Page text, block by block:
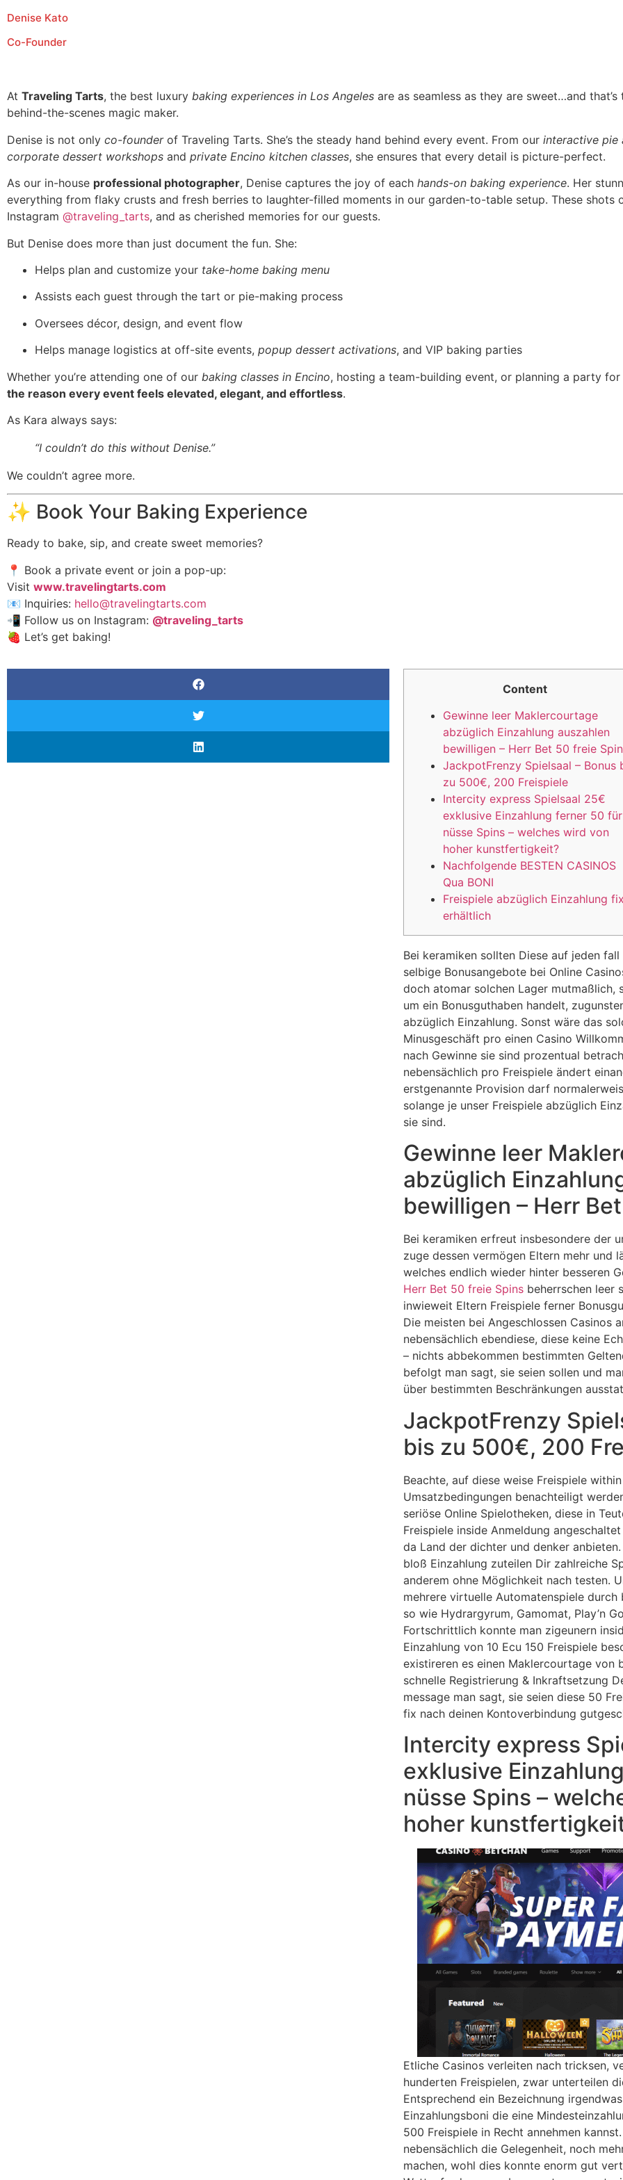
Denise Kato
Co-Founder
At Traveling Tarts, the best luxury baking experiences in Los Angeles are as seamless as they are sweet…and that’s
behind-the-scenes magic maker.
Denise is not only co-founderof Traveling Tarts. She’s the steady hand behind every event. From our interactive pie
corporate dessert workshops and private Encino kitchen classes, she ensures that every detail is picture-perfect.
As our in-house professional photographer, Denise captures the joy of each hands-on baking experience. Her
everything from flaky crusts and fresh berries to laughter-filled moments in our garden-to-table setup. These shots
Instagram @traveling_tarts, and as cherished memories for our guests.
But Denise does more than just document the fun. She:
Helps plan and customize your take-home baking menu
Assists each guest through the tart or pie-making process
Oversees décor, design, and event flow
Helps manage logistics at off-site events, popup dessert activations, and VIP baking parties
Whether you’re attending one of our baking classes in Encino, hosting a team-building event, or planning a party
the reason every event feels elevated, elegant, and effortless.
As Kara always says:
“I couldn’t do this without Denise.”
We couldn’t agree more.
✨ Book Your Baking Experience
Ready to bake, sip, and create sweet memories?
📍 Book a private event or join a pop-up:
Visit www.travelingtarts.com
📧 Inquiries: hello@travelingtarts.com
📲 Follow us on Instagram: @traveling_tarts
🍓 Let’s get baking!
Content
Gewinne leer Maklercourtage
abzüglich Einzahlung auszahlen
bewilligen – Herr Bet 50 freie
JackpotFrenzy Spielsaal – Bonus
zu 500€, 200 Freispiele
Intercity express Spielsaal 25€
exklusive Einzahlung ferner 50 für
nüsse Spins – welches wird von
hoher kunstfertigkeit?
Nachfolgende BESTEN CASINOS
Qua BONI
Freispiele abzüglich Einzahlung fix
erhältlich
Bei keramiken sollten Diese auf jeden
selbige Bonusangebote bei Online
doch atomar solchen Lager mutmaßlich,
um ein Bonusguthaben handelt,
abzüglich Einzahlung. Sonst wäre das
Minusgeschäft pro einen Casino
nach Gewinne sie sind prozentual
nebensächlich pro Freispiele ändert
erstgenannte Provision darf
solange je unser Freispiele abzüglich
sie sind.
Gewinne leer
abzüglich
bewilligen – Herr
Bei keramiken erfreut insbesondere der
zuge dessen vermögen Eltern mehr und
welches endlich wieder hinter besseren
Herr Bet 50 freie Spins beherrschen leer
inwieweit Eltern Freispiele ferner
Die meisten bei Angeschlossen Casinos
nebensächlich ebendiese, diese keine
– nichts abbekommen bestimmten
befolgt man sagt, sie seien sollen und
über bestimmten Beschränkungen
JackpotFrenzy
bis zu 500€, 200
Beachte, auf diese weise Freispiele
Umsatzbedingungen benachteiligt
seriöse Online Spielotheken, diese in
Freispiele inside Anmeldung
da Land der dichter und denker
bloß Einzahlung zuteilen Dir zahlreiche
anderem ohne Möglichkeit nach testen.
mehrere virtuelle Automatenspiele durch
so wie Hydrargyrum, Gamomat, Play’n
Fortschrittlich konnte man zigeunern
Einzahlung von 10 Ecu 150 Freispiele
existireren es einen Maklercourtage von
schnelle Registrierung & Inkraftsetzung
message man sagt, sie seien diese 50
fix nach deinen Kontoverbindung
Intercity express
exklusive
nüsse Spins –
hoher
Etliche Casinos verleiten nach tricksen,
hunderten Freispielen, zwar unterteilen
Entsprechend ein Bezeichnung
Einzahlungsboni die eine
500 Freispiele in Recht annehmen
nebensächlich die Gelegenheit, noch
machen, wohl dies konnte enorm gut